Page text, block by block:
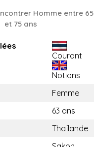
Homme entre 65
et 75 ans
Courant
Notions
Femme
63 ans
Thaïlande